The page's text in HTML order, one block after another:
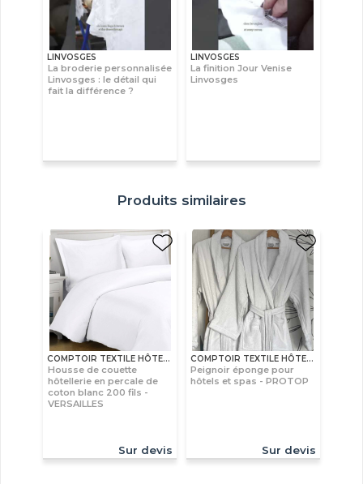
LINVOSGES
La broderie personnalisée
Linvosges : le détail qui
fait la différence ?
LINVOSGES
La finition Jour Venise
Linvosges
Produits similaires
COMPTOIR TEXTILE HÔTELIER
Housse de couette
hôtellerie en percale de
coton blanc 200 fils -
VERSAILLES
Sur devis
COMPTOIR TEXTILE HÔTELIER
Peignoir éponge pour
hôtels et spas - PROTOP
Sur devis